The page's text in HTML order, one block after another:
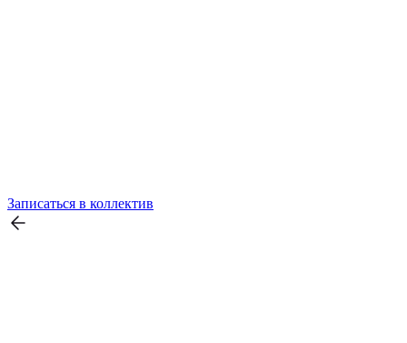
Записаться в коллектив